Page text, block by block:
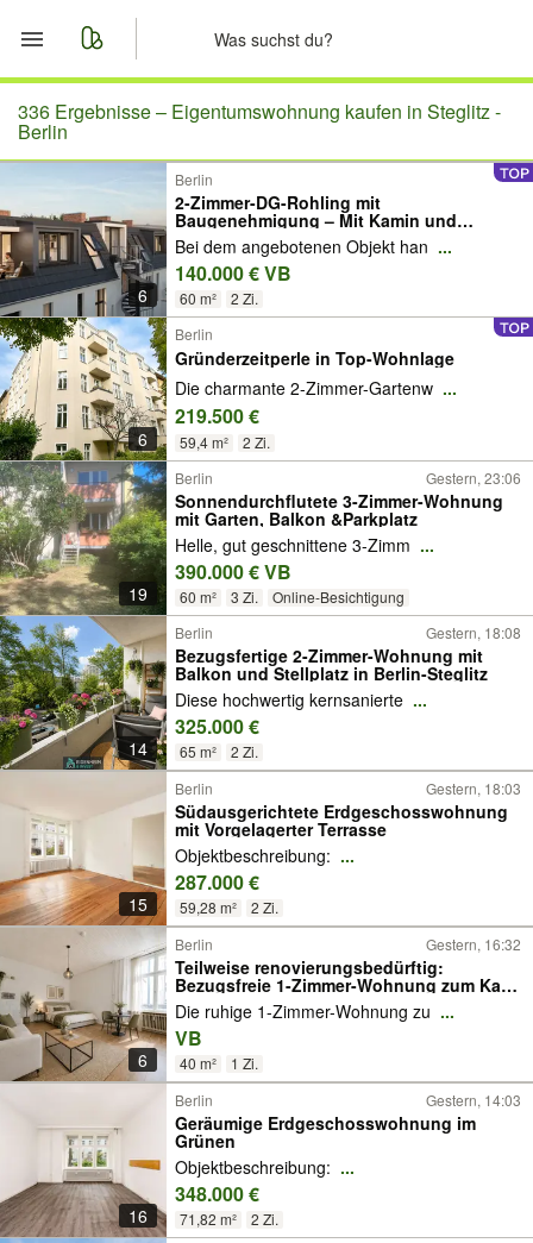
Start
Merkliste
Nachrichten
Anzeige aufgeben
336 Ergebnisse – Eigentumswohnung kaufen in Steglitz -
Berlin
6
Berlin
2-Zimmer-DG-Rohling mit
Baugenehmigung – Mit Kamin und
sonniger Dachterrasse
Bei dem angebotenen Objekt han ...
140.000 € VB
60 m² 2 Zi.
6
Berlin
Gründerzeitperle in Top-Wohnlage
Die charmante 2-Zimmer-Gartenw ...
219.500 €
59,4 m² 2 Zi.
19
Berlin Gestern, 23:06
Sonnendurchflutete 3-Zimmer-Wohnung
mit Garten, Balkon &Parkplatz
Helle, gut geschnittene 3-Zimm ...
390.000 € VB
60 m² 3 Zi. Online-Besichtigung
14
Berlin Gestern, 18:08
Bezugsfertige 2-Zimmer-Wohnung mit
Balkon und Stellplatz in Berlin-Steglitz
Diese hochwertig kernsanierte ...
325.000 €
65 m² 2 Zi.
15
Berlin Gestern, 18:03
Südausgerichtete Erdgeschosswohnung
mit Vorgelagerter Terrasse
Objektbeschreibung: ...
287.000 €
59,28 m² 2 Zi.
6
Berlin Gestern, 16:32
Teilweise renovierungsbedürftig:
Bezugsfreie 1-Zimmer-Wohnung zum Kauf
in Berlin-Steglitz
Die ruhige 1-Zimmer-Wohnung zu ...
VB
40 m² 1 Zi.
16
Berlin Gestern, 14:03
Geräumige Erdgeschosswohnung im
Grünen
Objektbeschreibung: ...
348.000 €
71,82 m² 2 Zi.